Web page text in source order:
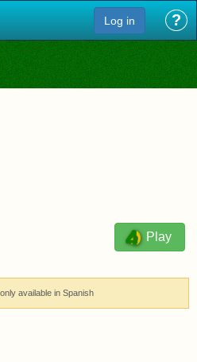
Log in ?
Play
available in Spanish